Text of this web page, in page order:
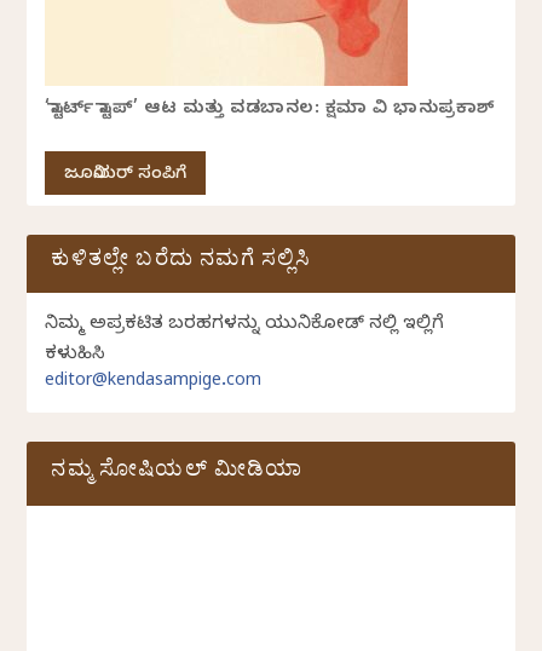
‘ಸ್ಟಾರ್ಟ್ ಸ್ಟಾಪ್’ ಆಟ ಮತ್ತು ವಡಬಾನಲ: ಕ್ಷಮಾ ವಿ ಭಾನುಪ್ರಕಾಶ್
ಜೂನಿಯರ್ ಸಂಪಿಗೆ
ಕುಳಿತಲ್ಲೇ ಬರೆದು ನಮಗೆ ಸಲ್ಲಿಸಿ
ನಿಮ್ಮ ಅಪ್ರಕಟಿತ ಬರಹಗಳನ್ನು ಯುನಿಕೋಡ್ ನಲ್ಲಿ ಇಲ್ಲಿಗೆ
ಕಳುಹಿಸಿ
editor@kendasampige.com
ನಮ್ಮ ಸೋಷಿಯಲ್‌ ಮೀಡಿಯಾ